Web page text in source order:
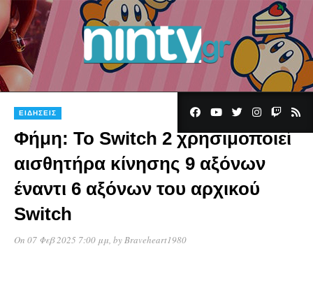
ΕΙΔΉΣΕΙΣ
Φήμη: Το Switch 2 χρησιμοποιεί
αισθητήρα κίνησης 9 αξόνων
έναντι 6 αξόνων του αρχικού
Switch
On 07 Φεβ 2025 7:00 μμ, byBraveheart1980